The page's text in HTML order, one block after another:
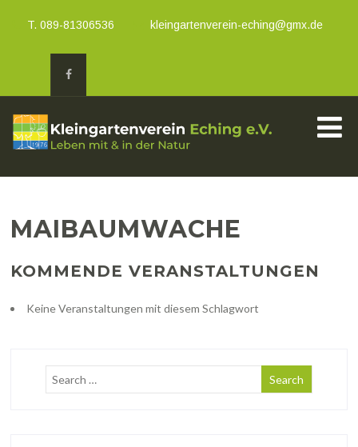
T. 089-81306536 kleingartenverein-eching@gmx.de
MAIBAUMWACHE
KOMMENDE VERANSTALTUNGEN
Keine Veranstaltungen mit diesem Schlagwort